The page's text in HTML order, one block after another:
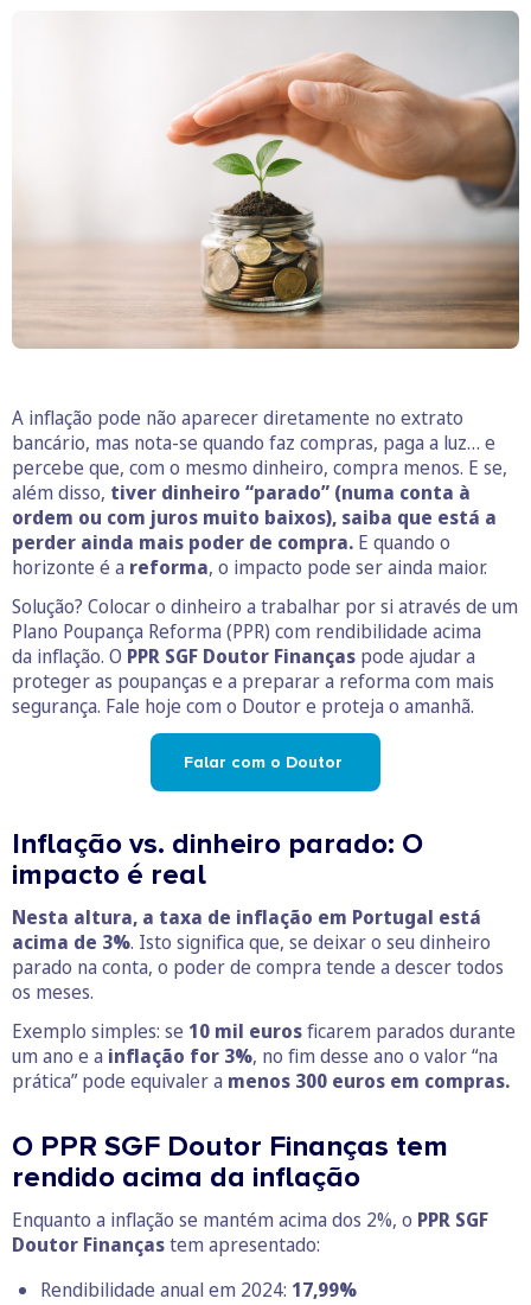
A inflação pode não aparecer diretamente no extrato
bancário, mas nota-se quando faz compras, paga a luz… e
percebe que, com o mesmo dinheiro, compra menos. E se,
além disso, tiver dinheiro “parado” (numa conta à
ordem ou com juros muito baixos), saiba que está a
perder ainda mais poder de compra. E quando o
horizonte é a reforma, o impacto pode ser ainda maior.
Solução? Colocar o dinheiro a trabalhar por si através de um
Plano Poupança Reforma (PPR) com rendibilidade acima
da inflação. O PPR SGF Doutor Finanças pode ajudar a
proteger as poupanças e a preparar a reforma com mais
segurança. Fale hoje com o Doutor e proteja o amanhã.
Falar com o Doutor
Inflação vs. dinheiro parado: O
impacto é real
Nesta altura, a taxa de inflação em Portugal está
acima de 3%. Isto significa que, se deixar o seu dinheiro
parado na conta, o poder de compra tende a descer todos
os meses.
Exemplo simples: se 10 mil eurosficarem parados durante
um ano e a inflação for 3%, no fim desse ano o valor “na
prática” pode equivaler a menos 300 euros em compras.
O PPR SGF Doutor Finanças tem
rendido acima da inflação
Enquanto a inflação se mantém acima dos 2%, o PPR SGF
Doutor Finançastem apresentado:
Rendibilidade anual em 2024: 17,99%